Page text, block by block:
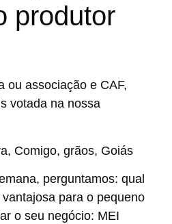
produtor
ou associação e CAF,
votada na nossa
perguntamos: qual
para o pequeno
o seu negócio: MEI